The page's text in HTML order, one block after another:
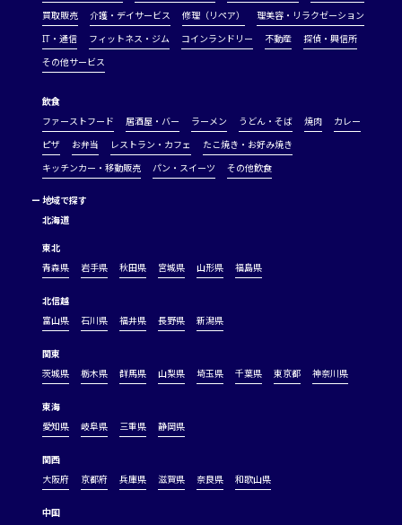
買取販売
介護・デイサービス 修理（リペア）
理美容・リラクゼーション
IT・通信
フィットネス・ジム コインランドリー 不動産
探偵・興信所
その他サービス
飲食
ファーストフード
居酒屋・バー ラーメン うどん・そば 焼肉
カレー
ピザ
お弁当 レストラン・カフェ
たこ焼き・お好み焼き
キッチンカー・移動販売
パン・スイーツ その他飲食
ー 地域で探す
北海道
東北
青森県
岩手県 秋田県 宮城県 山形県 福島県
北信越
富山県
石川県 福井県 長野県 新潟県
関東
茨城県
栃木県 群馬県 山梨県 埼玉県 千葉県 東京都 神奈川県
東海
愛知県
岐阜県 三重県 静岡県
関西
大阪府
京都府 兵庫県 滋賀県 奈良県 和歌山県
中国